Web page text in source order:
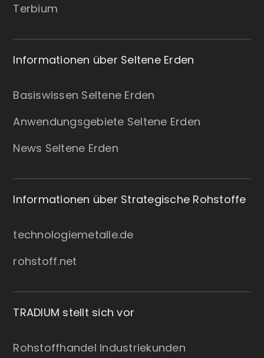
Terbium
Informationen über Seltene Erden
Basiswissen Seltene Erden
Anwendungsgebiete Seltene Erden
News Seltene Erden
Informationen über Strategische Rohstoffe
technologiemetalle.de
rohstoff.net
TRADIUM stellt sich vor
Rohstoffhandel Industriekunden